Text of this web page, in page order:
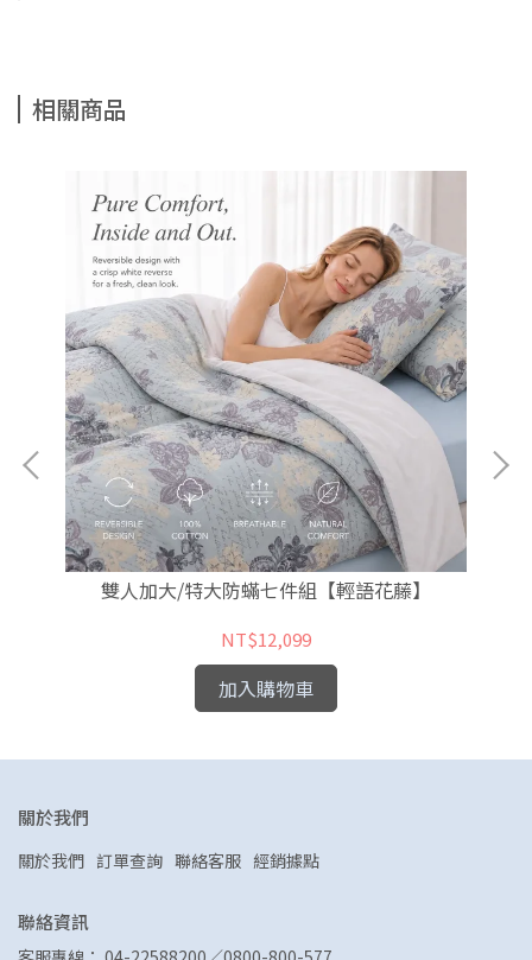
相關商品
雙人加大/特大防蟎七件組【輕語花藤】
NT$12,099
加入購物車
關於我們
關於我們 訂單查詢 聯絡客服 經銷據點
聯絡資訊